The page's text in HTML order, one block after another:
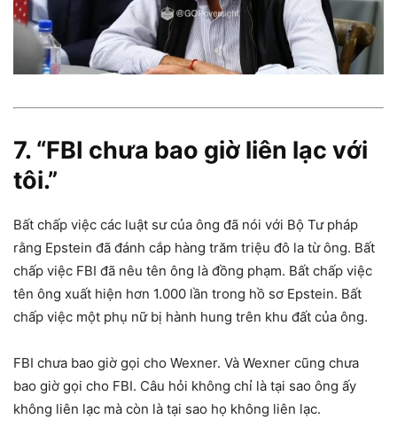
7. “FBI chưa bao giờ liên lạc với
tôi.”
Bất chấp việc các luật sư của ông đã nói với Bộ Tư pháp
rằng Epstein đã đánh cắp hàng trăm triệu đô la từ ông. Bất
chấp việc FBI đã nêu tên ông là đồng phạm. Bất chấp việc
tên ông xuất hiện hơn 1.000 lần trong hồ sơ Epstein. Bất
chấp việc một phụ nữ bị hành hung trên khu đất của ông.
FBI chưa bao giờ gọi cho Wexner. Và Wexner cũng chưa
bao giờ gọi cho FBI. Câu hỏi không chỉ là tại sao ông ấy
không liên lạc mà còn là tại sao họ không liên lạc.